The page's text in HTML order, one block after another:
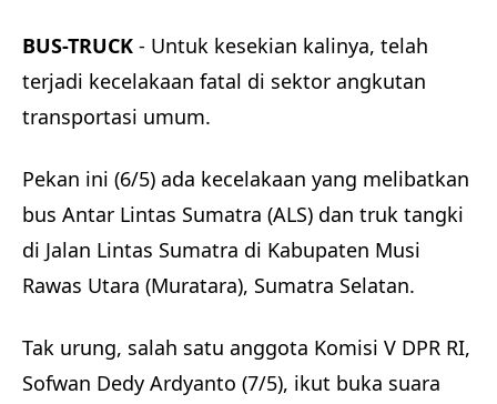
BUS-TRUCK - Untuk kesekian kalinya, telah
terjadi kecelakaan fatal di sektor angkutan
transportasi umum.
Pekan ini (6/5) ada kecelakaan yang melibatkan
bus Antar Lintas Sumatra (ALS) dan truk tangki
di Jalan Lintas Sumatra di Kabupaten Musi
Rawas Utara (Muratara), Sumatra Selatan.
Tak urung, salah satu anggota Komisi V DPR RI,
Sofwan Dedy Ardyanto (7/5), ikut buka suara